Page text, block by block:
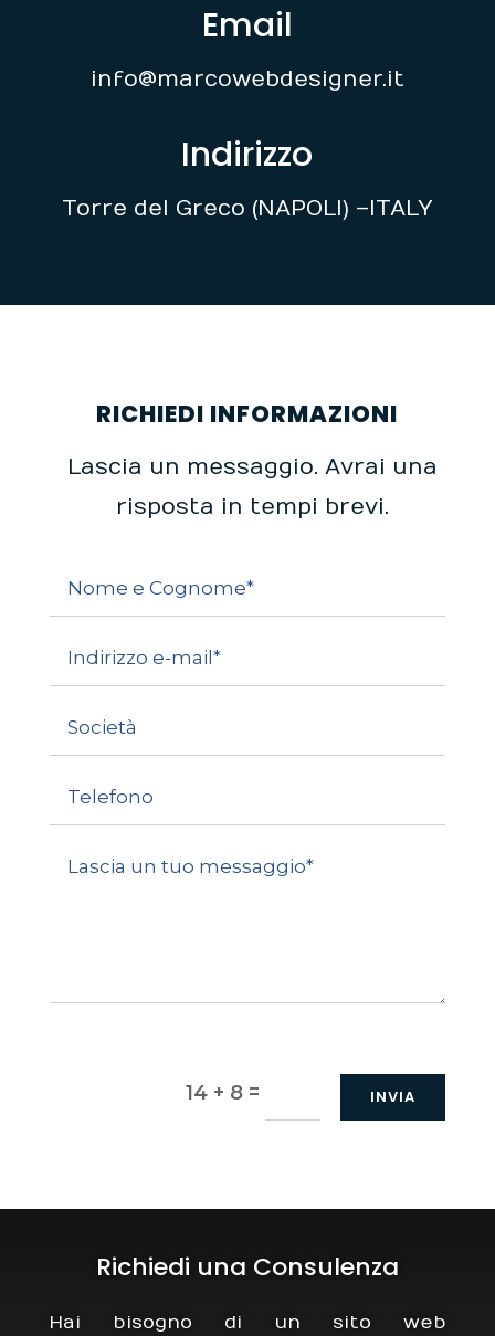
Email
info@marcowebdesigner.it
Indirizzo
Torre del Greco (NAPOLI) – ITALY
RICHIEDI INFORMAZIONI
Lascia un messaggio. Avrai una
risposta in tempi brevi.
14 + 8 = INVIA
Richiedi una Consulenza
Hai bisogno di un sito web